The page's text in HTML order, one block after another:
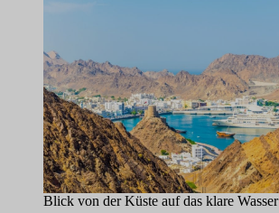
Blick von der Küste auf das klare Wasser